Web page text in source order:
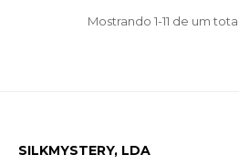
Mostrando 1-11 de um
SILKMYSTERY, LDA